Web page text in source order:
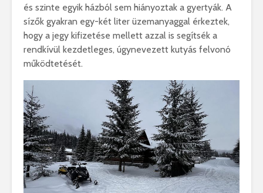
és szinte egyik házból sem hiányoztak a gyertyák. A
sízők gyakran egy-két liter üzemanyaggal érkeztek,
hogy a jegy kifizetése mellett azzal is segítsék a
rendkívül kezdetleges, úgynevezett kutyás felvonó
működtetését.